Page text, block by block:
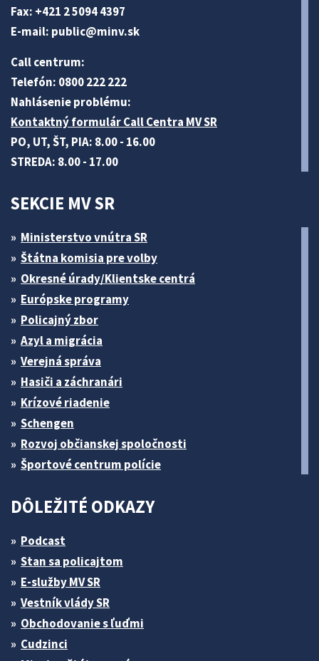
Fax: +421 2 5094 4397
E-mail: public@minv.sk
Call centrum:
Telefón: 0800 222 222
Nahlásenie problému:
Kontaktný formulár Call Centra MV SR
PO, UT, ŠT, PIA: 8.00 - 16.00
STREDA: 8.00 - 17.00
SEKCIE MV SR
Ministerstvo vnútra SR
Štátna komisia pre volby
Okresné úrady/Klientske centrá
Európske programy
Policajný zbor
Azyl a migrácia
Verejná správa
Hasiči a záchranári
Krízové riadenie
Schengen
Rozvoj občianskej spoločnosti
Športové centrum polície
DÔLEŽITÉ ODKAZY
Podcast
Stan sa policajtom
E-služby MV SR
Vestník vlády SR
Obchodovanie s ľuďmi
Cudzinci